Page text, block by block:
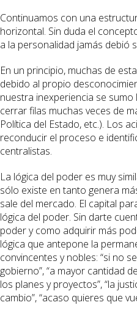
Continuamos con una
horizontal. Sin duda el
a la personalidad jamás debió
En un principio, muchas de
debido al propio
nuestra inexperiencia se
cerrar filas muchas veces de
Política del Estado, etc.). Los
reconducir el proceso e
centralistas.
La lógica del poder es muy
sólo existe en tanto genera
sale del mercado. El capital
lógica del poder. Sin darte
poder y como adquirir más
lógica que antepone la
convincentes y nobles: “si no
gobierno”, “a mayor cantidad
los planes y proyectos”, “la
cambio”, “acaso quieres que